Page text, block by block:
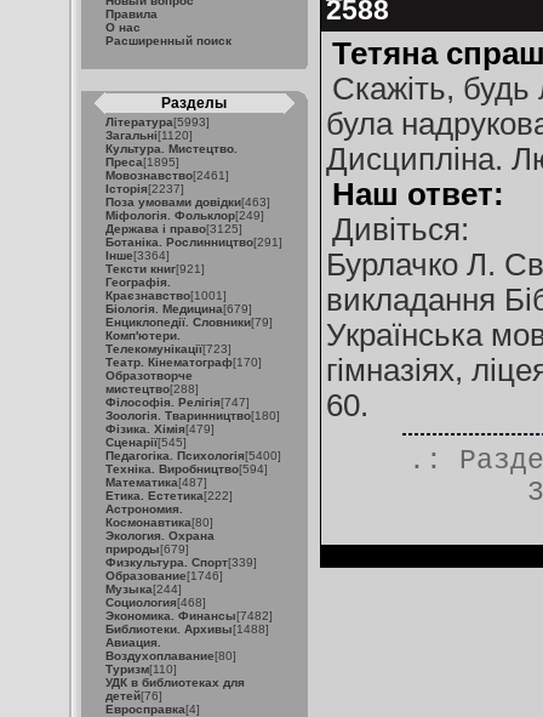
Правила
О нас
Расширенный поиск
Разделы
Література[5993]
Загальні[1120]
Культура. Мистецтво.
Преса[1895]
Мовознавство[2461]
Історія[2237]
Поза умовами довідки[463]
Міфологія. Фольклор[249]
Держава і право[3125]
Ботаніка. Рослинництво[291]
Інше[3364]
Тексти книг[921]
Географія.
Краєзнавство[1001]
Біологія. Медицина[679]
Енциклопедії. Словники[79]
Комп'ютери.
Телекомунікації[723]
Театр. Кінематограф[170]
Образотворче
мистецтво[288]
Філософія. Релігія[747]
Зоологія. Тваринництво[180]
Фізика. Хімія[479]
Сценарії[545]
Педагогіка. Психологія[5400]
Техніка. Виробництво[594]
Математика[487]
Етика. Естетика[222]
Астрономия.
Космонавтика[80]
Экология. Охрана
природы[679]
Физкультура. Спорт[339]
Образование[1746]
Музыка[244]
Социология[468]
Экономика. Финансы[7482]
Библиотеки. Архивы[1488]
Авиация.
Воздухоплавание[80]
Туризм[110]
УДК в библиотеках для
детей[76]
Евросправка[4]
2588
Тетяна
Скажіть, будь
була
Дисципліна.
Наш ответ:
Дивіться:
Бурлачко Л.
викладання
Українська
гімназіях,
60.
.: